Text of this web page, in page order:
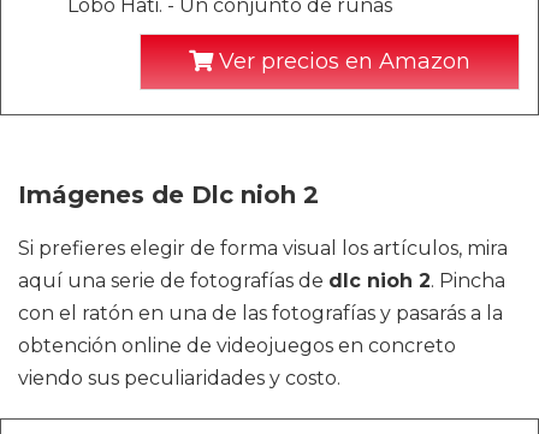
Lobo Hati. - Un conjunto de runas
Ver precios en Amazon
Imágenes de Dlc nioh 2
Si prefieres elegir de forma visual los artículos, mira
aquí una serie de fotografías de dlc nioh 2. Pincha
con el ratón en una de las fotografías y pasarás a la
obtención online de videojuegos en concreto
viendo sus peculiaridades y costo.